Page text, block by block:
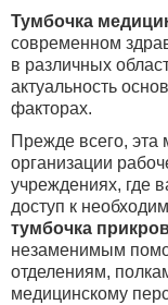
Тумбочка
современном
в различных
актуальность
факторах.
Прежде всего, эта
организации
учреждениях, где
доступ к
тумбочка
незаменимым
отделениям,
медицинскому